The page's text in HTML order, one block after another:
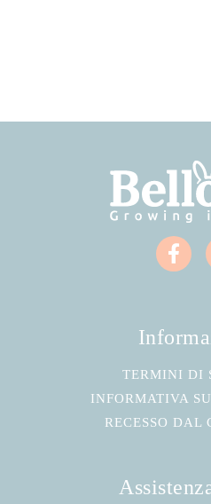
TERMINI DI
INFORMATIVA
RECESSO DAL